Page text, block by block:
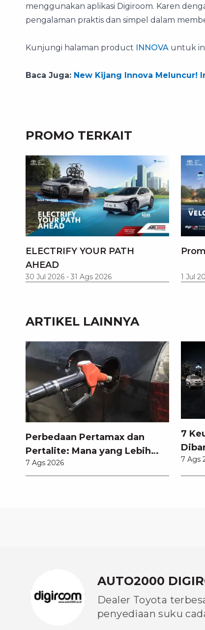
menggunakan aplikasi Digiroom. Karen
pengalaman praktis dan simpel dalam
Kunjungi halaman product INNOVA untuk
Baca Juga: New Kijang Innova Meluncur!
PROMO TERKAIT
ELECTRIFY YOUR PATH
AHEAD
30 Jul 2026 - 31 Ags 2026 1 Jul
ARTIKEL LAINNYA
Perbedaan Pertamax dan
Pertalite: Mana yang Lebih
Baik untuk Mobil Toyota
Anda?
7 Ags 2026
7
7 Ags
AUTO2000
Dealer Toyota
penyediaan suku